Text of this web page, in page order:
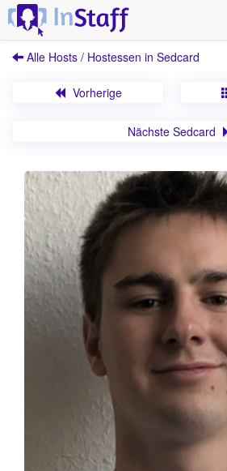
Alle Hosts / Hostessen in Sedcard
Vorherige
Nächste Sedcard